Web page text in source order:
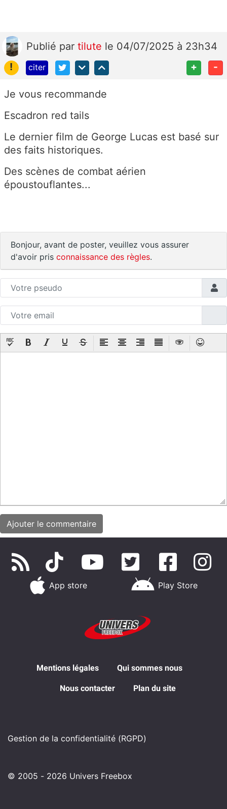
Publié par tilute le 04/07/2025 à 23h34
!
citer + -
Je vous recommande
Escadron red tails
Le dernier film de George Lucas est basé sur
des faits historiques.
Des scènes de combat aérien
époustouflantes...
Bonjour, avant de poster, veuillez vous assurer
d'avoir pris connaissance des règles.
App store Play Store
Mentions légales Qui sommes nous
Nous contacter Plan du site
Gestion de la confidentialité (RGPD)
© 2005 - 2026 Univers Freebox